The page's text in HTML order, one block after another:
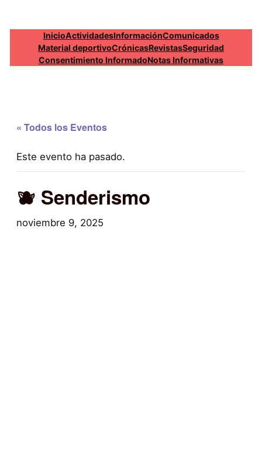
InicioActividadesInformaciónComunicados
Material deportivoCrónicasRevistasSeguridad
Consentimiento InformadoNotas Informativas
« Todos los Eventos
Este evento ha pasado.
🫐 Senderismo
noviembre 9, 2025